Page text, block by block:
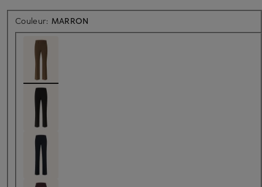
Couleur: MARRON